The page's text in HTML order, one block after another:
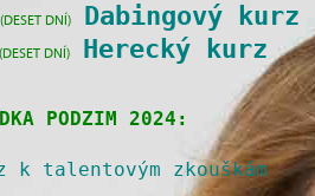
(DESET DNÍ) Dabingový kurz
(DESET DNÍ) Herecký kurz
PODZIM 2024:
talentovým zkouškám